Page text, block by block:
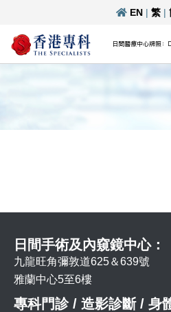
EN| 繁|
日間醫療中心牌照：
日間手術及內窺鏡中心：
九龍旺角彌敦道625＆639號
雅蘭中心5至6樓
專科門診 / 造影診斷 / 身